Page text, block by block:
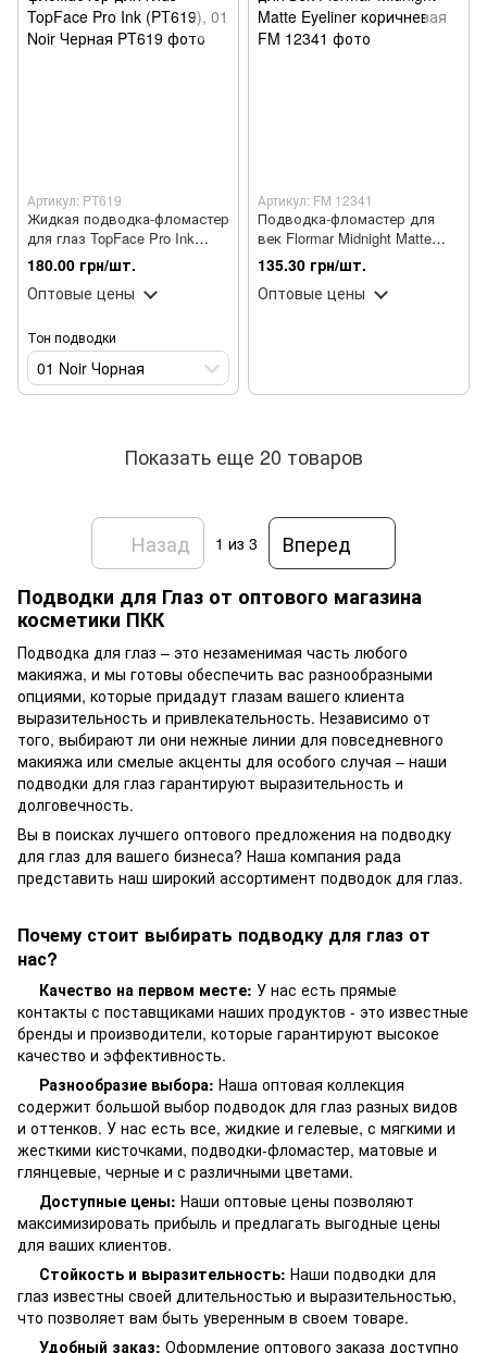
Артикул: PT619
Жидкая подводка-фломастер
для глаз TopFace Pro Ink
(PT619), 01 Noir Черная
180.00 грн/шт.
Оптовые цены
Тон подводки
01 Noir Чорная
Артикул: FM 12341
Подводка-фломастер для
век Flormar Midnight Matte
Eyeliner коричневая
135.30 грн/шт.
Оптовые цены
Показать еще 20 товаров
Назад 1 из 3
Вперед
Подводки для Глаз от оптового магазина
косметики ПКК
Подводка для глаз – это незаменимая часть любого
макияжа, и мы готовы обеспечить вас разнообразными
опциями, которые придадут глазам вашего клиента
выразительность и привлекательность. Независимо от
того, выбирают ли они нежные линии для повседневного
макияжа или смелые акценты для особого случая – наши
подводки для глаз гарантируют выразительность и
долговечность.
Вы в поисках лучшего оптового предложения на подводку
для глаз для вашего бизнеса? Наша компания рада
представить наш широкий ассортимент подводок для глаз.
Почему стоит выбирать подводку для глаз от
нас?
Качество на первом месте: У нас есть прямые
контакты с поставщиками наших продуктов - это известные
бренды и производители, которые гарантируют высокое
качество и эффективность.
Разнообразие выбора: Наша оптовая коллекция
содержит большой выбор подводок для глаз разных видов
и оттенков. У нас есть все, жидкие и гелевые, с мягкими и
жесткими кисточками, подводки-фломастер, матовые и
глянцевые, черные и с различными цветами.
Доступные цены: Наши оптовые цены позволяют
максимизировать прибыль и предлагать выгодные цены
для ваших клиентов.
Стойкость и выразительность: Наши подводки для
глаз известны своей длительностью и выразительностью,
что позволяет вам быть уверенным в своем товаре.
Удобный заказ: Оформление оптового заказа доступно